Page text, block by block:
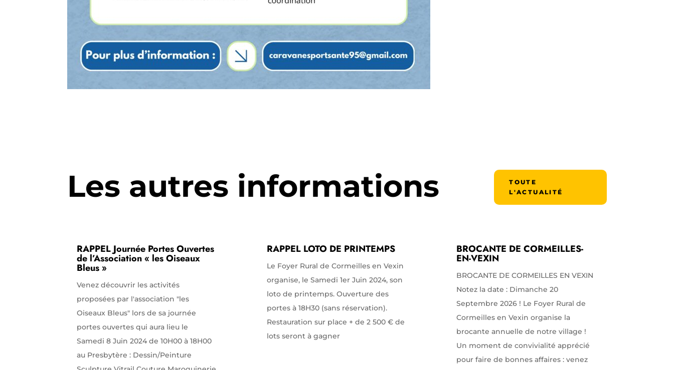
Les autres informations
TOUTE
L'ACTUALITÉ
RAPPEL Journée Portes Ouvertes
de l’Association « les Oiseaux
Bleus »
Venez découvrir les activités
proposées par l'association "les
Oiseaux Bleus" lors de sa journée
portes ouvertes qui aura lieu le
Samedi 8 Juin 2024 de 10H00 à 18H00
au Presbytère : Dessin/Peinture
RAPPEL LOTO DE PRINTEMPS
Le Foyer Rural de Cormeilles en Vexin
organise, le Samedi 1er Juin 2024, son
loto de printemps. Ouverture des
portes à 18H30 (sans réservation).
Restauration sur place + de 2 500 € de
lots seront à gagner
BROCANTE DE CORMEILLES-
EN-VEXIN
BROCANTE DE CORMEILLES EN VEXIN
Notez la date : Dimanche 20
Septembre 2026 ! Le Foyer Rural de
Cormeilles en Vexin organise la
brocante annuelle de notre village !
Un moment de convivialité apprécié
pour faire de bonnes affaires : venez